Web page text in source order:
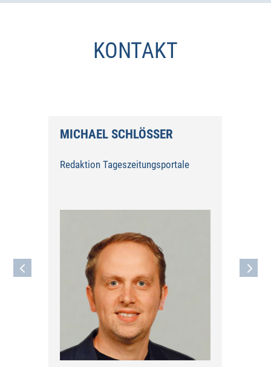
KONTAKT
MICHAEL SCHLÖSSER
Redaktion Tageszeitungsportale